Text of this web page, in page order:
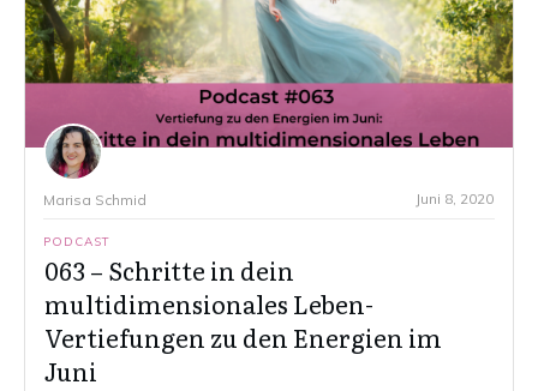
Marisa Schmid Juni 8, 2020
PODCAST
063 – Schritte in dein
multidimensionales Leben-
Vertiefungen zu den Energien im
Juni